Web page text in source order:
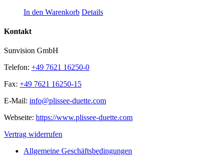
In den Warenkorb Details
Kontakt
Sunvision GmbH
Telefon: +49 7621 16250-0
Fax: +49 7621 16250-15
E-Mail: info@plissee-duette.com
Webseite: https://www.plissee-duette.com
Vertrag widerrufen
Allgemeine Geschäftsbedingungen